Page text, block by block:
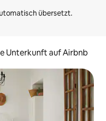
Unterkunft auf Airbnb